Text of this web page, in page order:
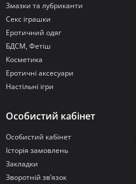
Змазки та лубриканти
Секс іграшки
Еротичний одяг
БДСМ, Фетіш
Косметика
Еротичні аксесуари
Настільні ігри
Особистий кабінет
Особистий кабінет
Історія замовлень
Закладки
Зворотній зв’язок